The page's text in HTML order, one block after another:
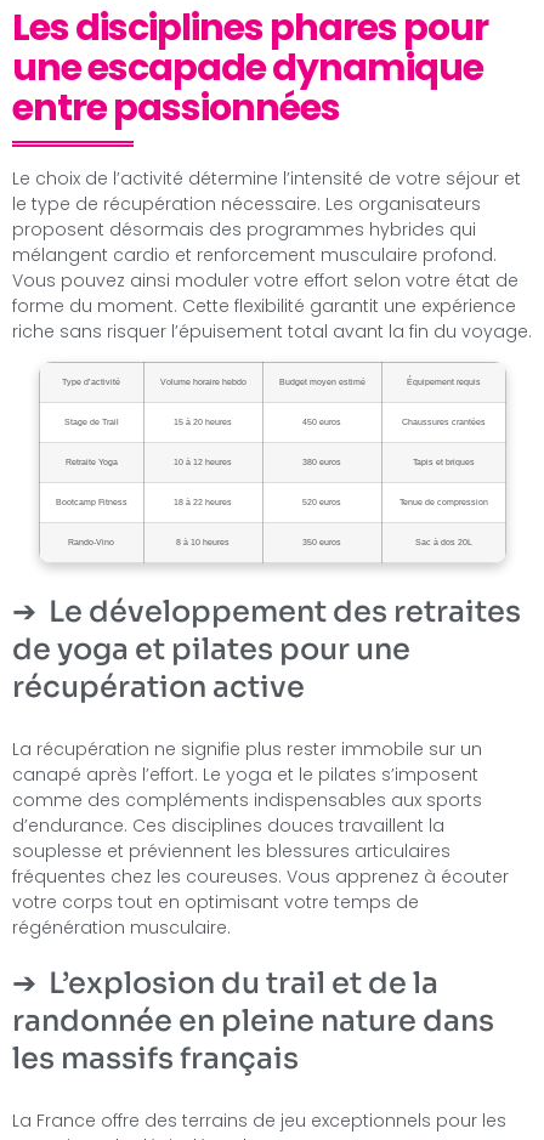
Les disciplines phares pour
une escapade dynamique
entre passionnées
Le choix de l’activité détermine l’intensité de votre séjour et
le type de récupération nécessaire. Les organisateurs
proposent désormais des programmes hybrides qui
mélangent cardio et renforcement musculaire profond.
Vous pouvez ainsi moduler votre effort selon votre état de
forme du moment. Cette flexibilité garantit une expérience
riche sans risquer l’épuisement total avant la fin du voyage.
Type d’activité Volume horaire hebdo Budget moyen estimé Équipement requis
Stage de Trail 15 à 20 heures 450 euros Chaussures crantées
Retraite Yoga 10 à 12 heures 380 euros Tapis et briques
Bootcamp Fitness 18 à 22 heures 520 euros Tenue de compression
Rando-Vino 8 à 10 heures 350 euros Sac à dos 20L
Le développement des retraites
de yoga et pilates pour une
récupération active
La récupération ne signifie plus rester immobile sur un
canapé après l’effort. Le yoga et le pilates s’imposent
comme des compléments indispensables aux sports
d’endurance. Ces disciplines douces travaillent la
souplesse et préviennent les blessures articulaires
fréquentes chez les coureuses. Vous apprenez à écouter
votre corps tout en optimisant votre temps de
régénération musculaire.
L’explosion du trail et de la
randonnée en pleine nature dans
les massifs français
La France offre des terrains de jeu exceptionnels pour les